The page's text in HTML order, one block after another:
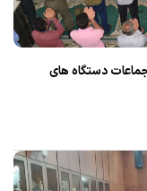
دستگاه های